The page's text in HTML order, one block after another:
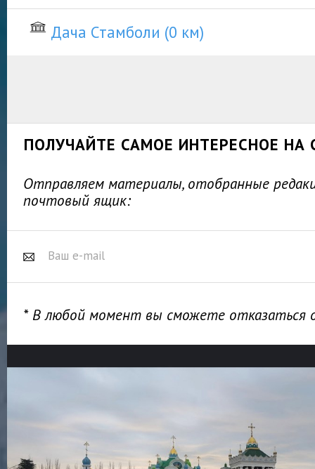
Дача Стамболи (0 км)
ПОЛУЧАЙТЕ САМОЕ ИНТЕРЕСНОЕ НА
Отправляем материалы, отобранные
почтовый ящик:
* В любой момент вы сможете отказаться